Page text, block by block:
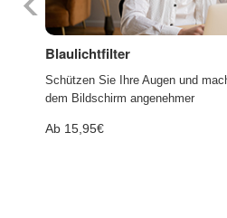
Blaulichtfilter
Schützen Sie Ihre Augen und
dem Bildschirm angenehmer
Ab 15,95€